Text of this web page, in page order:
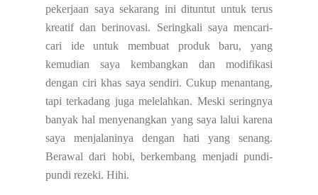
pekerjaan saya sekarang ini dituntut untuk terus
kreatif dan berinovasi. Seringkali saya mencari-
cari ide untuk membuat produk baru, yang
kemudian saya kembangkan dan modifikasi
dengan ciri khas saya sendiri. Cukup menantang,
tapi terkadang juga melelahkan. Meski seringnya
banyak hal menyenangkan yang saya lalui karena
saya menjalaninya dengan hati yang senang.
Berawal dari hobi, berkembang menjadi pundi-
pundi rezeki. Hihi.